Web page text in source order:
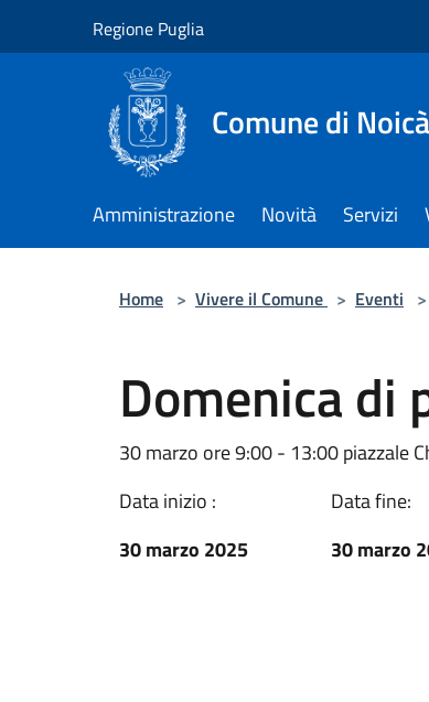
Regione Puglia
Comune di
Amministrazione Novità Servizi
Home > Vivere il Comune > Eventi >
Domenica di
30 marzo ore 9:00 - 13:00 piazzale
Data inizio :
30 marzo 2025
Data fine:
30 marzo